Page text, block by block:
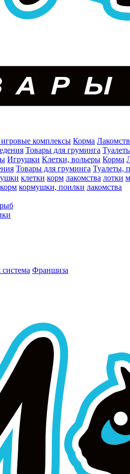
комплексы Корма
Товары для груминга
Игрушки Клетки, вольеры Корма
Товары для груминга Туалеты,
клетки корм лакомства лотки
корм кормушки, поилки лакомства
Франшиза